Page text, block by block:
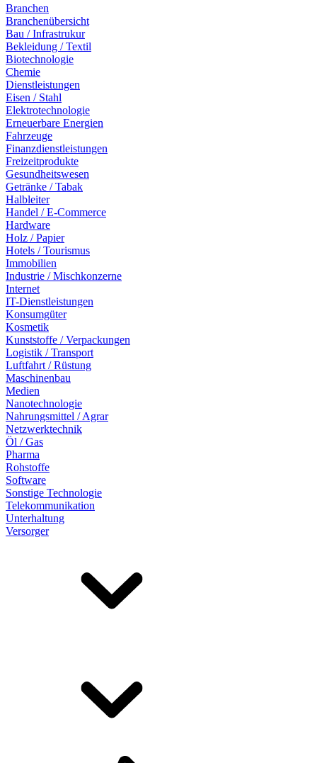
Branchen
Branchenübersicht
Bau / Infrastrukur
Bekleidung / Textil
Biotechnologie
Chemie
Dienstleistungen
Eisen / Stahl
Elektrotechnologie
Erneuerbare Energien
Fahrzeuge
Finanzdienstleistungen
Freizeitprodukte
Gesundheitswesen
Getränke / Tabak
Halbleiter
Handel / E-Commerce
Hardware
Holz / Papier
Hotels / Tourismus
Immobilien
Industrie / Mischkonzerne
Internet
IT-Dienstleistungen
Konsumgüter
Kosmetik
Kunststoffe / Verpackungen
Logistik / Transport
Luftfahrt / Rüstung
Maschinenbau
Medien
Nanotechnologie
Nahrungsmittel / Agrar
Netzwerktechnik
Öl / Gas
Pharma
Rohstoffe
Software
Sonstige Technologie
Telekommunikation
Unterhaltung
Versorger